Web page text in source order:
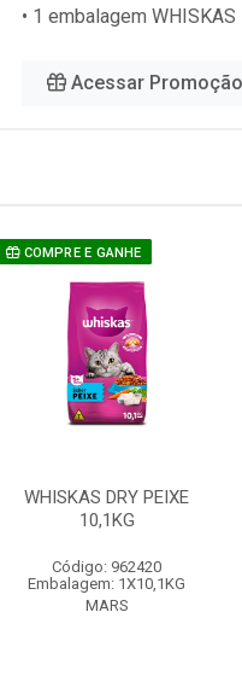
• 1 embalagem
Acessar Promoção
COMPRE E GANHE
WHISKAS DRY PEIXE
10,1KG
Código: 962420
Embalagem: 1X10,1KG
MARS